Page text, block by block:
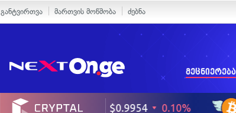
განტვირთვა მართვის მოწმობა ძებნა
მეცნიერება